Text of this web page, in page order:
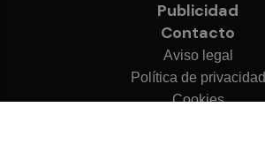
Publicidad
Contacto
Aviso legal
Política de privacidad
Cookies